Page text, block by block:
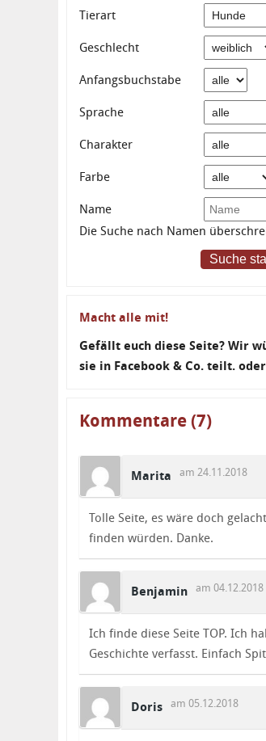
Tierart
Geschlecht
Anfangsbuchstabe
Sprache
Charakter
Farbe
Name
Die Suche nach Namen
Suche
Macht alle mit!
Gefällt euch diese Seite? Wir
sie in Facebook & Co. teilt.
Kommentare (7)
Marita am 24.11.2018
Tolle Seite, es wäre doch
finden würden. Danke.
Benjamin am 04.12.2018
Ich finde diese Seite TOP. Ich
Geschichte verfasst. Einfach
Doris am 05.12.2018